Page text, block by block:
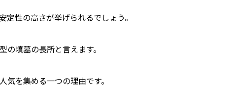
定性の高さが挙げられるでしょう。
の墳墓の長所と言えます。
気を集める一つの理由です。